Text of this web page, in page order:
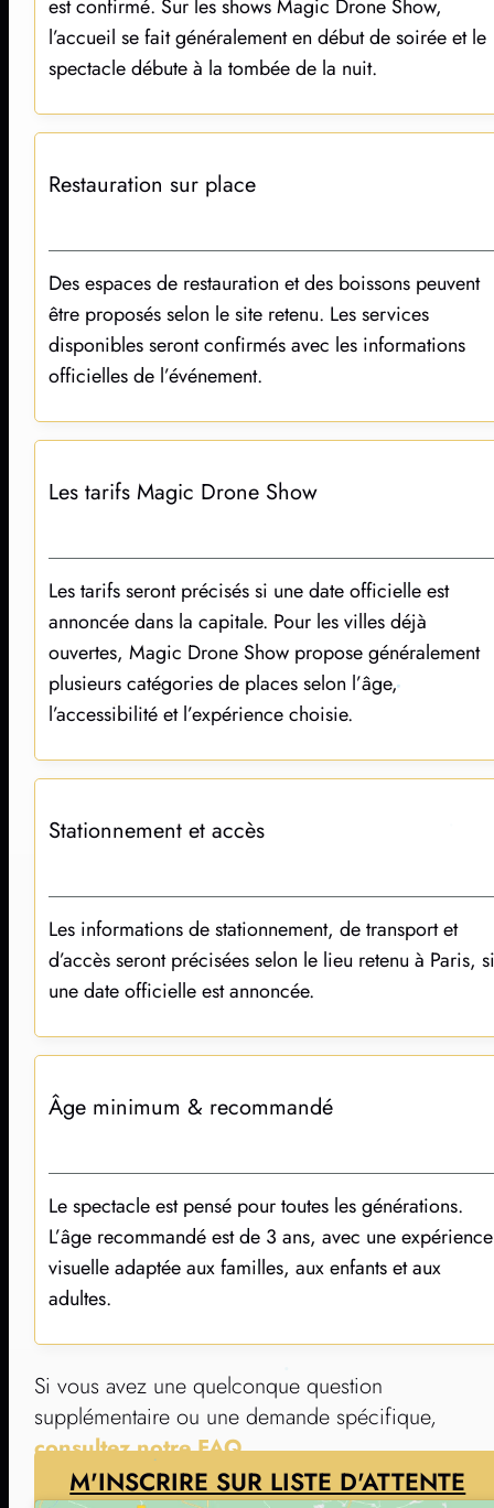
Les horaires définitifs seront précisés si l’événement
est confirmé. Sur les shows Magic Drone Show,
l’accueil se fait généralement en début de soirée et le
spectacle débute à la tombée de la nuit.
Des espaces de restauration et des boissons peuvent
être proposés selon le site retenu. Les services
disponibles seront confirmés avec les informations
officielles de l’événement.
Les tarifs seront précisés si une date officielle est
annoncée dans la capitale. Pour les villes déjà
ouvertes, Magic Drone Show propose généralement
plusieurs catégories de places selon l’âge,
l’accessibilité et l’expérience choisie.
Les informations de stationnement, de transport et
d’accès seront précisées selon le lieu retenu à Paris,
une date officielle est annoncée.
Le spectacle est pensé pour toutes les générations.
L’âge recommandé est de 3 ans, avec une expérience
visuelle adaptée aux familles, aux enfants et aux
adultes.
Si vous avez une quelconque question
supplémentaire ou une demande spécifique,
consultez notre FAQ.